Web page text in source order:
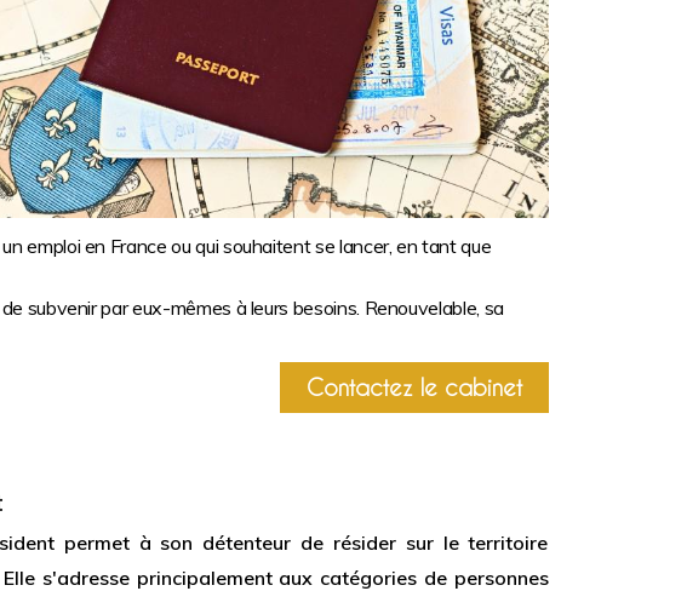
emploi en France ou qui souhaitent se lancer, en tant que
subvenir par eux-mêmes à leurs besoins. Renouvelable, sa
Contactez le cabinet
permet à son détenteur de résider sur le territoire
s'adresse principalement aux catégories de personnes